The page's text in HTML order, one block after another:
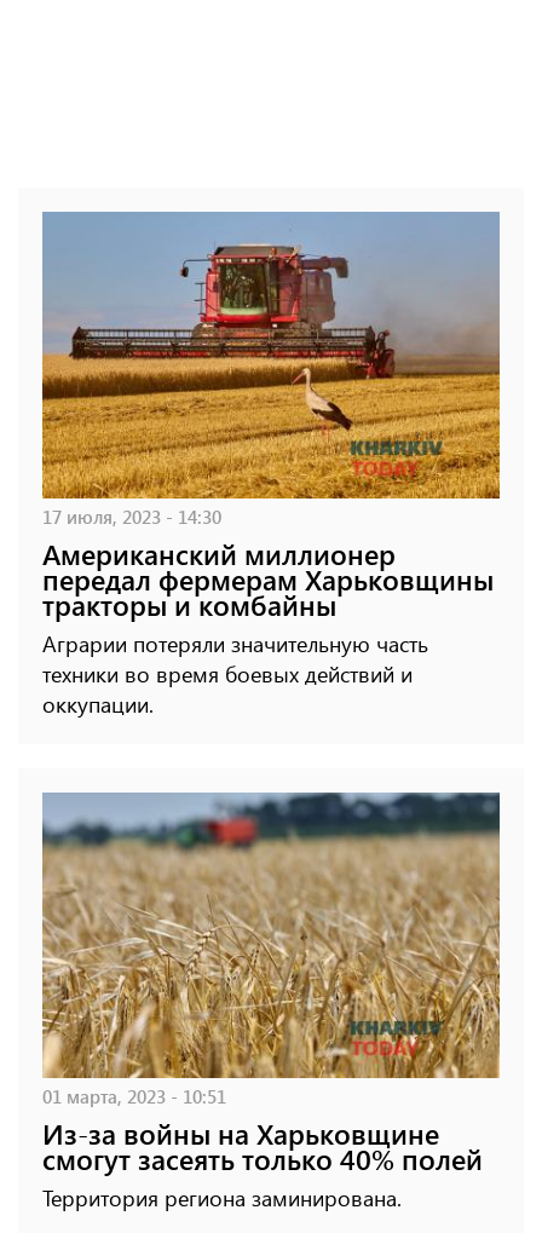
17 июля, 2023 - 14:30
Американский миллионер
передал фермерам Харьковщины
тракторы и комбайны
Аграрии потеряли значительную часть
техники во время боевых действий и
оккупации.
01 марта, 2023 - 10:51
Из-за войны на Харьковщине
смогут засеять только 40% полей
Территория региона заминирована.